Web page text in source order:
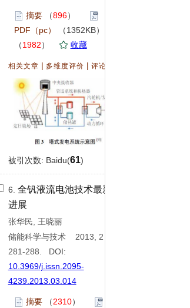
摘要（896）
PDF（pc）
（1352KB）
（1982） 收藏
相关文章 | 多维度评价 | 评论
被引次数: Baidu(61)
6. 全钒液流电池技术最新研究
进展
张华民, 王晓丽
储能科学与技术 2013, 2 (
281-288. DOI:
10.3969/j.issn.2095-
4239.2013.03.014
摘要（2310）